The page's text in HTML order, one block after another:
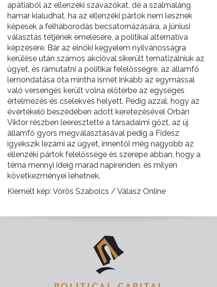
apátiából az ellenzéki szavazókat, de a szalmaláng
hamar kialudhat, ha az ellenzéki pártok nem lesznek
képesek a felháborodás becsatornázására, a júniusi
választás tétjének emelésére, a politikai alternatíva
képzésére. Bár az elnöki kegyelem nyilvánosságra
kerülése után számos akcióval sikerült tematizálniuk az
ügyet, és rámutatni a politikai felelősségre, az államfő
lemondatása óta mintha ismét inkább az egymással
való versengés került volna előtérbe az egységes
értelmezés és cselekvés helyett. Pedig azzal, hogy az
évértékelő beszédében adott keretezésével Orbán
Viktor részben leeresztette a társadalmi gőzt, az új
államfő gyors megválasztásával pedig a Fidesz
igyekszik lezárni az ügyet, innentől még nagyobb az
ellenzéki pártok felelőssége és szerepe abban, hogy a
téma mennyi ideig marad napirenden, és milyen
következményei lehetnek.
Kiemelt kép: Vörös Szabolcs / Válasz Online